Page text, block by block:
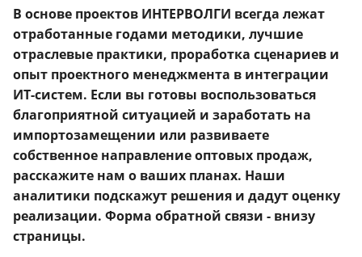
В основе проектов ИНТЕРВОЛГИ всегда лежат
отработанные годами методики, лучшие
отраслевые практики, проработка сценариев и
опыт проектного менеджмента в интеграции
ИТ-систем. Если вы готовы воспользоваться
благоприятной ситуацией и заработать на
импортозамещении или развиваете
собственное направление оптовых продаж,
расскажите нам о ваших планах. Наши
аналитики подскажут решения и дадут оценку
реализации. Форма обратной связи - внизу
страницы.